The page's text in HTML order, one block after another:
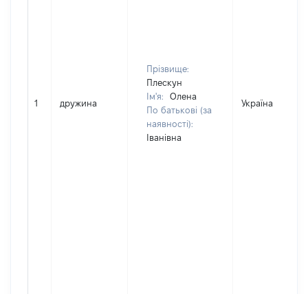
1 дружина
Прізвище:
Плескун
Ім'я:
Олена
По батькові (за
наявності):
Іванівна
Україна